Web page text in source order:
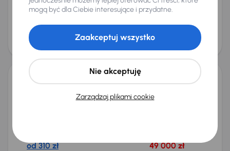
Miesięczna rata
od 321 zł
Cena promocyjna
51 000 zł
Cena
54 000 zł
Dacia Sandero
Benzyna1.0 TCe67 kW
od 310 zł 49 000 zł
mogą być dla Ciebie interesujące i przydatne.
Zarządzaj plikami cookie
Nie akceptuję
Zaakceptuj wszystko